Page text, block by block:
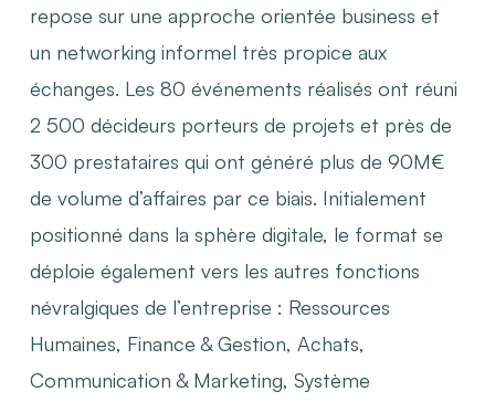
repose sur une approche orientée business et
un networking informel très propice aux
échanges. Les 80 événements réalisés ont réuni
2 500 décideurs porteurs de projets et près de
300 prestataires qui ont généré plus de 90M€
de volume d’affaires par ce biais. Initialement
positionné dans la sphère digitale, le format se
déploie également vers les autres fonctions
névralgiques de l’entreprise : Ressources
Humaines, Finance & Gestion, Achats,
Communication & Marketing, Système